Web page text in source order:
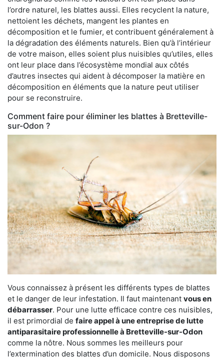
l’ordre naturel, les blattes aussi. Elles recyclent la nature,
nettoient les déchets, mangent les plantes en
décomposition et le fumier, et contribuent généralement à
la dégradation des éléments naturels. Bien qu’à l’intérieur
de votre maison, elles soient plus nuisibles qu’utiles, elles
ont leur place dans l’écosystème mondial aux côtés
d’autres insectes qui aident à décomposer la matière en
décomposition en éléments que la nature peut utiliser
pour se reconstruire.
Comment faire pour éliminer les blattes à Bretteville-
sur-Odon ?
Vous connaissez à présent les différents types de blattes
et le danger de leur infestation. Il faut maintenant vous en
débarrasser. Pour une lutte efficace contre ces nuisibles,
il est primordial de faire appel à une entreprise de lutte
antiparasitaire professionnelle à Bretteville-sur-Odon
comme la nôtre. Nous sommes les meilleurs pour
l’extermination des blattes d’un domicile. Nous disposons